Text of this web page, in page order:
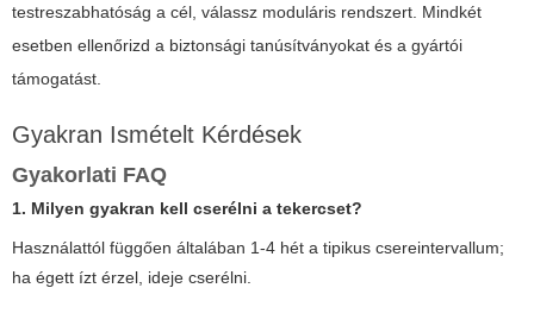
testreszabhatóság a cél, válassz moduláris rendszert. Mindkét
esetben ellenőrizd a biztonsági tanúsítványokat és a gyártói
támogatást.
Gyakran Ismételt Kérdések
Gyakorlati FAQ
1. Milyen gyakran kell cserélni a tekercset?
Használattól függően általában 1-4 hét a tipikus csereintervallum;
ha égett ízt érzel, ideje cserélni.